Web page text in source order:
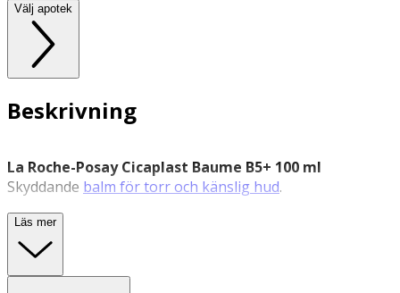
Välj apotek
Beskrivning
La Roche-Posay Cicaplast Baume B5+ 100 ml
Skyddande balm för torr och känslig hud.
La Roche-Posay Cicaplast Baume B5+ är en vårdande
balm med återfuktande egenskaper, framtagen för att
skydda och lugna torr och känslig hud. Produkten har en
rik men lättabsorberad konsistens och är lämplig för
Läs mer